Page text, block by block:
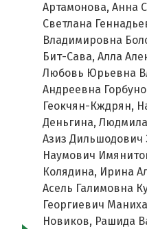
Артамонова, Анна
Светлана
Владимировна
Бит-Сава, Алла
Любовь Юрьевна
Андреевна
Геокчян-Кждрян,
Деньгина,
Азиз Дильшодович
Наумович
Колядина, Ирина
Асель Галимовна
Георгиевич
Новиков, Рашида